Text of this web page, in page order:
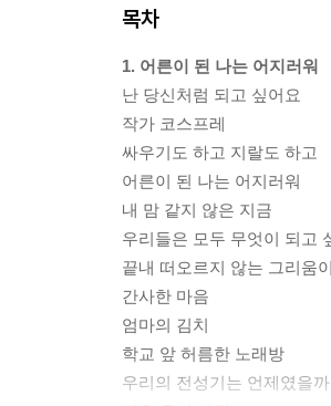
목차
1. 어른이 된 나는 어지러워
난 당신처럼 되고 싶어요
작가 코스프레
싸우기도 하고 지랄도 하고
어른이 된 나는 어지러워
내 맘 같지 않은 지금
우리들은 모두 무엇이 되고
끝내 떠오르지 않는 그리움
간사한 마음
엄마의 김치
학교 앞 허름한 노래방
우리의 전성기는 언제였을까